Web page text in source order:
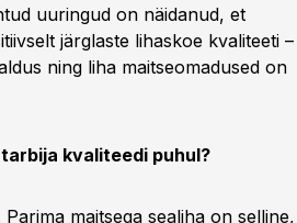
uuringud on näidanud, et
järglaste lihaskoe kvaliteeti –
ning liha maitseomadused on
kvaliteedi puhul?
maitsega sealiha on selline,